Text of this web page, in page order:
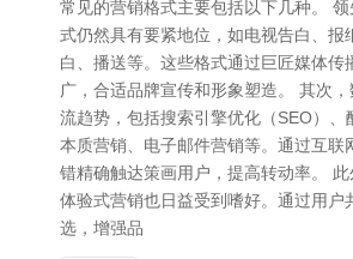
常见的营销格式主要包括以下几种。
式仍然具有要紧地位，如电视告白、报
白、播送等。这些格式通过巨匠媒体传
广，合适品牌宣传和形象塑造。 其次
流趋势，包括搜索引擎优化（SEO）、
本质营销、电子邮件营销等。通过互联
错精确触达策画用户，提高转动率。
体验式营销也日益受到嗜好。通过用户
选，增强品